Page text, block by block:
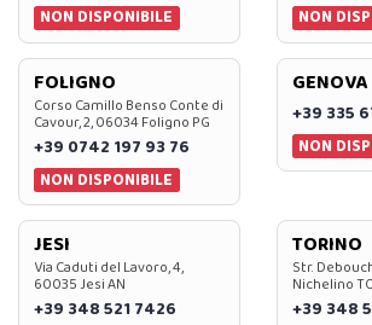
NON DISPONIBILE
NON
FOLIGNO
Corso Camillo Benso Conte di
Cavour, 2, 06034 Foligno PG
+39 0742 197 93 76
NON DISPONIBILE
GENOVA
+39 335
NON
JESI
Via Caduti del Lavoro, 4,
60035 Jesi AN
+39 348 521 7426
TORINO
Str.
Nichelino
+39 348